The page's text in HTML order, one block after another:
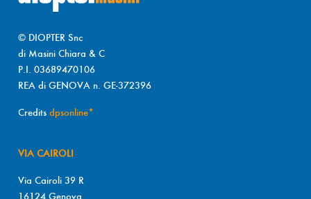
© DIOPTER Snc
di Masini Chiara & C
P.I. 03689470106
REA di GENOVA n. GE-372396
Credits dpsonline*
VIA CAIROLI
Via Cairoli 39 R
16124 Genova